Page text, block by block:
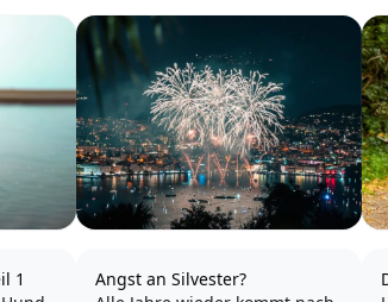
1
Angst an Silvester?